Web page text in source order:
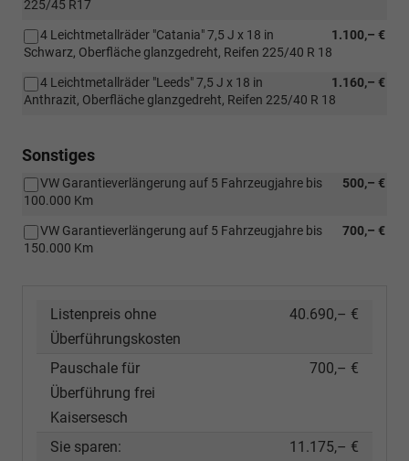
225/45 R17
1.100,– €
4 Leichtmetallräder "Catania" 7,5 J x 18 in
Schwarz, Oberfläche glanzgedreht, Reifen 225/40 R 18
1.160,– €
4 Leichtmetallräder "Leeds" 7,5 J x 18 in
Anthrazit, Oberfläche glanzgedreht, Reifen 225/40 R 18
Sonstiges
500,– €
VW Garantieverlängerung auf 5 Fahrzeugjahre bis
100.000 Km
700,– €
VW Garantieverlängerung auf 5 Fahrzeugjahre bis
150.000 Km
Listenpreis ohne
Überführungskosten
40.690,– €
Pauschale für
Überführung frei
Kaisersesch
700,– €
Sie sparen:
11.175,– €